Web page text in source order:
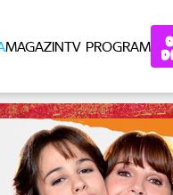
MAGAZINTV PROGRAM